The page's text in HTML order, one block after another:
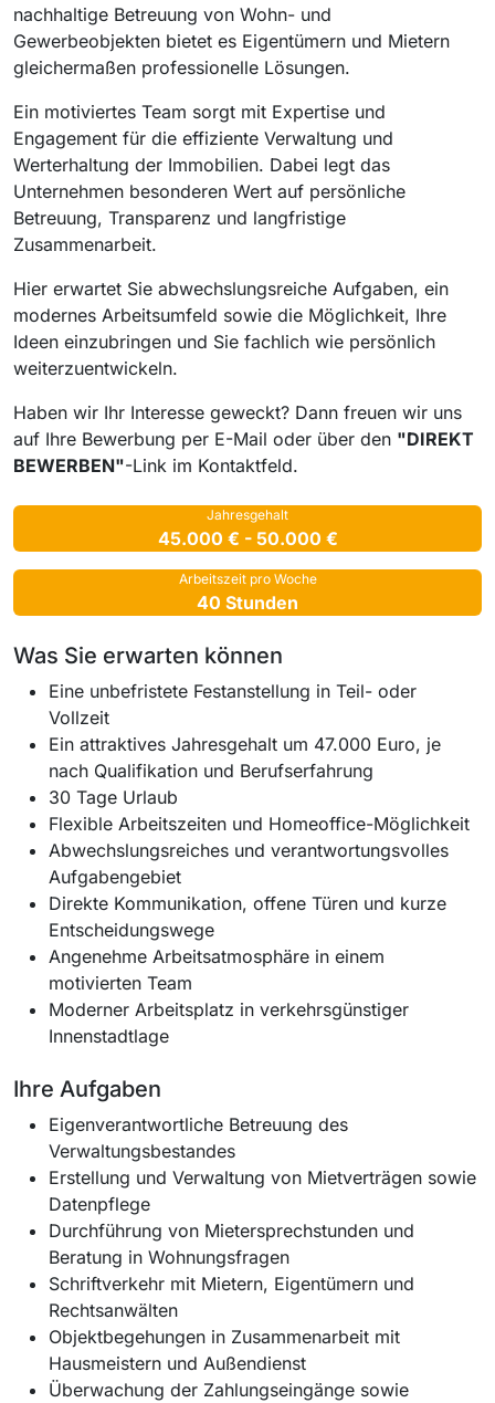
nachhaltige Betreuung von Wohn- und
Gewerbeobjekten bietet es Eigentümern und Mietern
gleichermaßen professionelle Lösungen.
Ein motiviertes Team sorgt mit Expertise und
Engagement für die effiziente Verwaltung und
Werterhaltung der Immobilien. Dabei legt das
Unternehmen besonderen Wert auf persönliche
Betreuung, Transparenz und langfristige
Zusammenarbeit.
Hier erwartet Sie abwechslungsreiche Aufgaben, ein
modernes Arbeitsumfeld sowie die Möglichkeit, Ihre
Ideen einzubringen und Sie fachlich wie persönlich
weiterzuentwickeln.
Haben wir Ihr Interesse geweckt? Dann freuen wir uns
auf Ihre Bewerbung per E-Mail oder über den "DIREKT
BEWERBEN"-Link im Kontaktfeld.
Jahresgehalt
45.000 € - 50.000 €
Arbeitszeit pro Woche
40 Stunden
Was Sie erwarten können
Eine unbefristete Festanstellung in Teil- oder
Vollzeit
Ein attraktives Jahresgehalt um 47.000 Euro, je
nach Qualifikation und Berufserfahrung
30 Tage Urlaub
Flexible Arbeitszeiten und Homeoffice-Möglichkeit
Abwechslungsreiches und verantwortungsvolles
Aufgabengebiet
Direkte Kommunikation, offene Türen und kurze
Entscheidungswege
Angenehme Arbeitsatmosphäre in einem
motivierten Team
Moderner Arbeitsplatz in verkehrsgünstiger
Innenstadtlage
Ihre Aufgaben
Eigenverantwortliche Betreuung des
Verwaltungsbestandes
Erstellung und Verwaltung von Mietverträgen sowie
Datenpflege
Durchführung von Mietersprechstunden und
Beratung in Wohnungsfragen
Schriftverkehr mit Mietern, Eigentümern und
Rechtsanwälten
Objektbegehungen in Zusammenarbeit mit
Hausmeistern und Außendienst
Überwachung der Zahlungseingänge sowie